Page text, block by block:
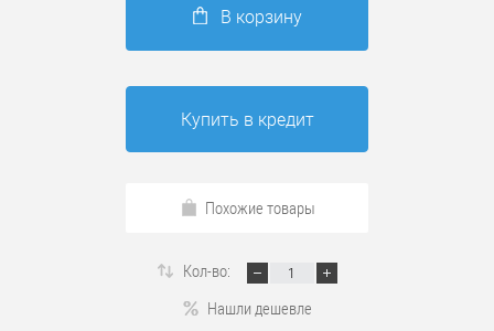
В корзину
Купить в кредит
Похожие товары
Кол-во:
Нашли дешевле